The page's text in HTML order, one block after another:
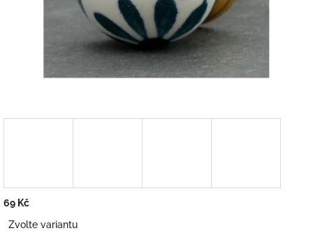
69 Kč
cena:
Zvolte variantu